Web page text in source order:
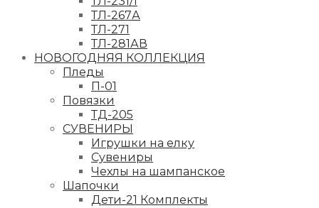
ТЛ-267А
ТЛ-271
ТЛ-281АВ
НОВОГОДНЯЯ КОЛЛЕКЦИЯ
Пледы
П-01
Повязки
ТД-205
СУВЕНИРЫ
Игрушки на елку
Сувениры
Чехлы на шампанское
Шапочки
Дети-21 Комплекты